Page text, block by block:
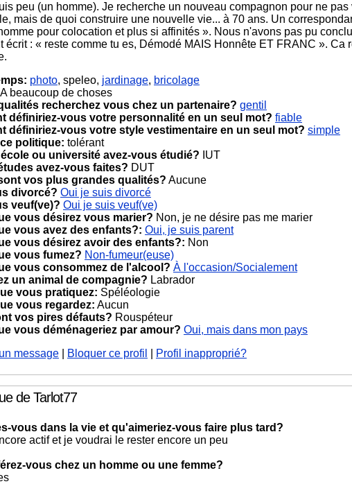
peu (un homme). Je recherche un nouveau compagnon pour ne
mais de quoi construire une nouvelle vie... à 70 ans. Un
pour colocation et plus si affinités ». Nous n'avons pas pu
écrit : « reste comme tu es, Démodé MAIS Honnête ET FRANC ».
photo, speleo, jardinage, bricolage
A beaucoup de choses
recherchez vous chez un partenaire? gentil
définiriez-vous votre personnalité en un seul mot? fiable
définiriez-vous votre style vestimentaire en un seul mot? simple
politique: tolérant
ou université avez-vous étudié? IUT
avez-vous faites? DUT
vos plus grandes qualités? Aucune
divorcé? Oui je suis divorcé
veuf(ve)? Oui je suis veuf(ve)
vous désirez vous marier? Non, je ne désire pas me marier
vous avez des enfants?: Oui, je suis parent
vous désirez avoir des enfants?: Non
vous fumez? Non-fumeur(euse)
vous consommez de l'alcool? À l'occasion/Socialement
un animal de compagnie? Labrador
vous pratiquez: Spéléologie
vous regardez: Aucun
vos pires défauts? Rouspéteur
vous déménageriez par amour? Oui, mais dans mon pays
message
Bloquer ce profil Profil inapproprié?
de Tarlot77
vous dans la vie et qu'aimeriez-vous faire plus tard?
actif et je voudrai le rester encore un peu
vous chez un homme ou une femme?